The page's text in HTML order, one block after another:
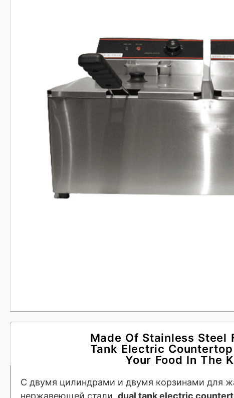
Made Of Stainless Steel
Tank Electric
Your Food In The
С двумя цилиндрами и двумя корзинами для
нержавеющей стали. dual tank electric